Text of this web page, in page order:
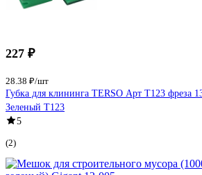
227 ₽
28.38 ₽/шт
Губка для клининга TERSO Арт Т123 фреза
Зеленый T123
5
(2)